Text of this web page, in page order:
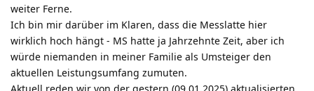
weiter Ferne.
Ich bin mir darüber im Klaren, dass die Messlatte hier
wirklich hoch hängt - MS hatte ja Jahrzehnte Zeit, aber ich
würde niemanden in meiner Familie als Umsteiger den
aktuellen Leistungsumfang zumuten.